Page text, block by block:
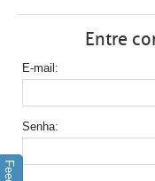
Entre
E-mail
Senha